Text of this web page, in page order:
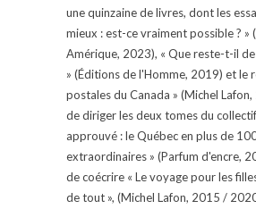
une quinzaine de livres, dont les
mieux : est-ce vraiment possible ? »
Amérique, 2023), « Que reste-t-il de
» (Éditions de l'Homme, 2019) et le
postales du Canada » (Michel
de diriger les deux tomes du
approuvé : le Québec en plus de
extraordinaires » (Parfum d'encre,
de coécrire « Le voyage pour les
de tout », (Michel Lafon, 2015 /